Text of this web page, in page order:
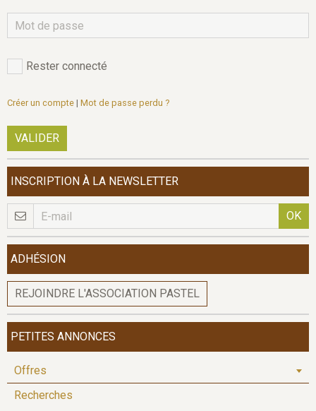
Rester connecté
Créer un compte | Mot de passe perdu ?
VALIDER
INSCRIPTION À LA NEWSLETTER
OK
ADHÉSION
REJOINDRE L'ASSOCIATION PASTEL
PETITES ANNONCES
Offres
Recherches